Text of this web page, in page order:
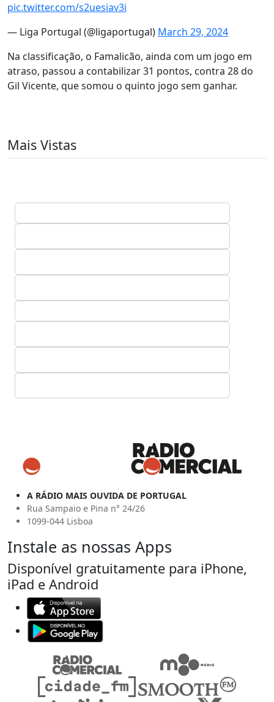
pic.twitter.com/s2uesiav3i
— Liga Portugal (@ligaportugal) March 29, 2024
Na classificação, o Famalicão, ainda com um jogo em
atraso, passou a contabilizar 31 pontos, contra 28 do
Gil Vicente, que somou o quinto jogo sem ganhar.
Mais Vistas
A RÁDIO MAIS OUVIDA DE PORTUGAL
Rua Sampaio e Pina n° 24/26
1099-044 Lisboa
Instale as nossas Apps
Disponível gratuitamente para iPhone,
iPad e Android